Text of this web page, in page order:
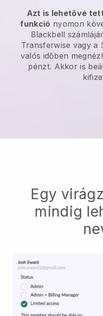
Azt is lehetővé
funkció nyomon
Blackbell
Transferwise vagy a
valós időben
pénzt. Akkor is
Egy
mindig